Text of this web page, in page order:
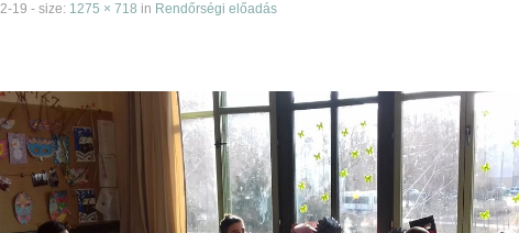
19 - size: 1275 × 718 in Rendőrségi előadás